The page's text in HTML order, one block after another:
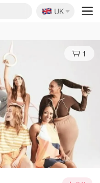
🇬🇧
UK
1